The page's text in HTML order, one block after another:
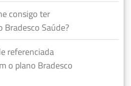
consigo ter
Saúde?
referenciada
o plano Bradesco